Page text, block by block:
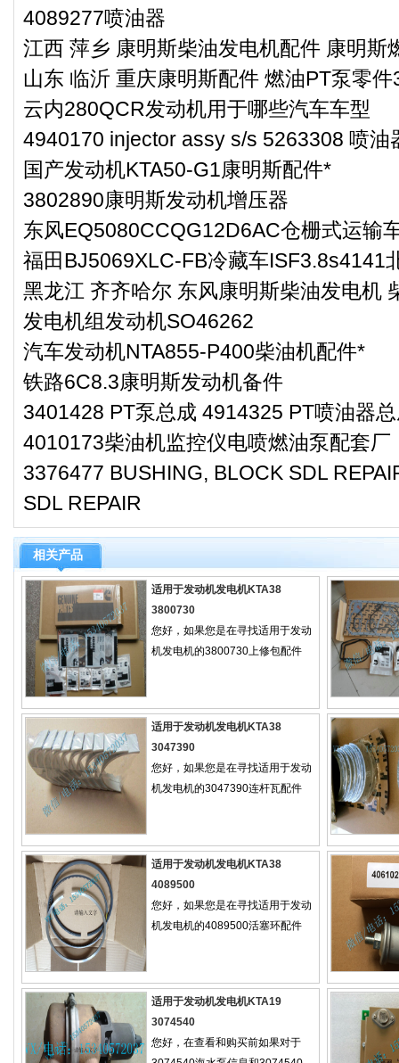
4089277喷油器
江西 萍乡 康明斯柴油发电机配件 康明斯
山东 临沂 重庆康明斯配件 燃油PT泵零
云内280QCR发动机用于哪些汽车车型
4940170 injector assy s/s 5263308 喷油
国产发动机KTA50-G1康明斯配件*
3802890康明斯发动机增压器
东风EQ5080CCQG12D6AC仓栅式运输
福田BJ5069XLC-FB冷藏车ISF3.8s4141
黑龙江 齐齐哈尔 东风康明斯柴油发电机
发电机组发动机SO46262
汽车发动机NTA855-P400柴油机配件*
铁路6C8.3康明斯发动机备件
3401428 PT泵总成 4914325 PT喷油器
4010173柴油机监控仪电喷燃油泵配套厂
3376477 BUSHING, BLOCK SDL
SDL REPAIR
相关产品
适用于发动机发电机KTA38
3800730
您好，如果您是在寻找适用于发动
机发电机的3800730上修包配件
适用于发动机发电机KTA38
3047390
您好，如果您是在寻找适用于发动
机发电机的3047390连杆瓦配件
适用于发动机发电机KTA38
4089500
您好，如果您是在寻找适用于发动
机发电机的4089500活塞环配件
适用于发动机发电机KTA19
3074540
您好，在查看和购买前如果对于